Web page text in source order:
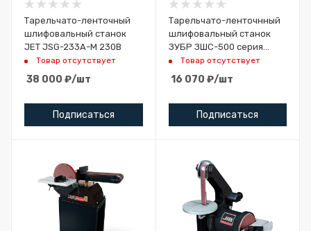
Тарельчато-ленточный
шлифовальный станок
JET JSG-233A-M 230В
Товар отсутствует
38 000 ₽/шт
Подписаться
Тарельчато-ленточнный
шлифовальный станок
ЗУБР ЗШС-500 серия
«МАСТЕР»
Товар отсутствует
16 070 ₽/шт
Подписаться